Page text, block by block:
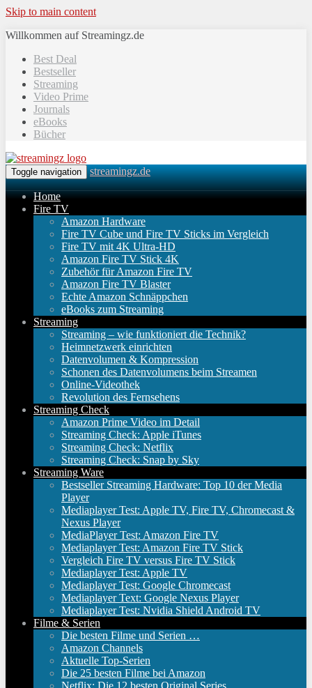
Skip to main content
Willkommen auf Streamingz.de
Best Deal
Bestseller
Streaming
Video Prime
Journals
eBooks
Bücher
Toggle navigation streamingz.de
Home
Fire TV
Amazon Hardware
Fire TV Cube und Fire TV Sticks im Vergleich
Fire TV mit 4K Ultra-HD
Amazon Fire TV Stick 4K
Zubehör für Amazon Fire TV
Amazon Fire TV Blaster
Echte Amazon Schnäppchen
eBooks zum Streaming
Streaming
Streaming – wie funktioniert die Technik?
Heimnetzwerk einrichten
Datenvolumen & Kompression
Schonen des Datenvolumens beim Streamen
Online-Videothek
Revolution des Fernsehens
Streaming Check
Amazon Prime Video im Detail
Streaming Check: Apple iTunes
Streaming Check: Netflix
Streaming Check: Snap by Sky
Streaming Ware
Bestseller Streaming Hardware: Top 10 der Media
Player
Mediaplayer Test: Apple TV, Fire TV, Chromecast &
Nexus Player
MediaPlayer Test: Amazon Fire TV
Mediaplayer Test: Amazon Fire TV Stick
Vergleich Fire TV versus Fire TV Stick
Mediaplayer Test: Apple TV
Mediaplayer Test: Google Chromecast
Mediaplayer Text: Google Nexus Player
Mediaplayer Test: Nvidia Shield Android TV
Filme & Serien
Die besten Filme und Serien …
Amazon Channels
Aktuelle Top-Serien
Die 25 besten Filme bei Amazon
Netflix: Die 12 besten Original Series